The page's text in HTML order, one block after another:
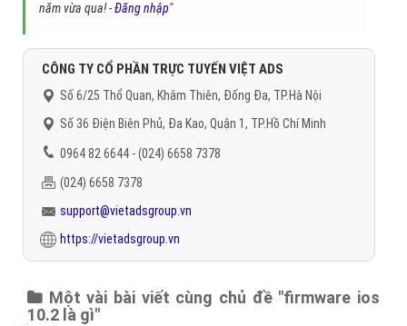
năm vừa qua! -Đăng nhập"
CÔNG TY CỔ PHẦN TRỰC TUYẾN VIỆT ADS
Số 6/25 Thổ Quan, Khâm Thiên, Đống Đa, TP.Hà Nội
Số 36 Điện Biên Phủ, Đa Kao, Quận 1, TP.Hồ Chí Minh
0964 82 6644 - (024) 6658 7378
(024) 6658 7378
support@vietadsgroup.vn
https://vietadsgroup.vn
Một vài bài viết cùng chủ đề "firmware ios
10.2 là gì"